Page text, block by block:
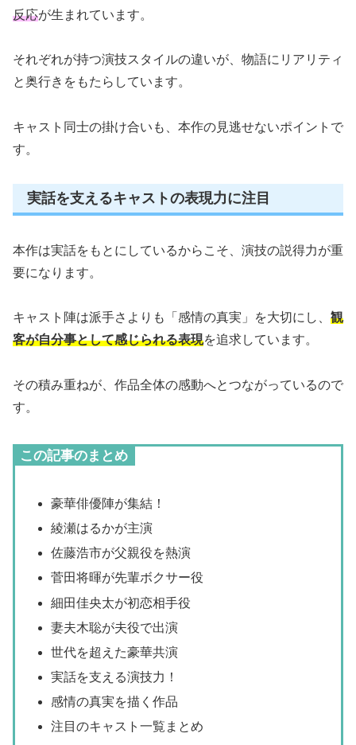
反応が生まれています。
それぞれが持つ演技スタイルの違いが、物語にリアリティ
と奥行きをもたらしています。
キャスト同士の掛け合いも、本作の見逃せないポイントで
す。
実話を支えるキャストの表現力に注目
本作は実話をもとにしているからこそ、演技の説得力が重
要になります。
キャスト陣は派手さよりも「感情の真実」を大切にし、 観
客が自分事として感じられる表現を追求しています。
その積み重ねが、作品全体の感動へとつながっているので
す。
この記事のまとめ
豪華俳優陣が集結！
綾瀬はるかが主演
佐藤浩市が父親役を熱演
菅田将暉が先輩ボクサー役
細田佳央太が初恋相手役
妻夫木聡が夫役で出演
世代を超えた豪華共演
実話を支える演技力！
感情の真実を描く作品
注目のキャスト一覧まとめ